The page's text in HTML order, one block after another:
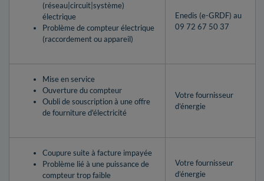
(réseau|circuit|système)
électrique
Problème de compteur électrique
(raccordement ou appareil)
Enedis (e-GRDF) au
09 72 67 50 37
Mise en service
Ouverture du compteur
Oubli de souscription à une offre
de fourniture d'électricité
Votre fournisseur
d’énergie
Coupure suite à facture impayée
Problème lié à une puissance de
compteur trop faible
Votre fournisseur
d’énergie